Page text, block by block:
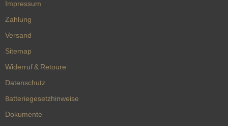
Impressum
Zahlung
Versand
Sitemap
Widerruf & Retoure
Datenschutz
Batteriegesetzhinweise
Dokumente